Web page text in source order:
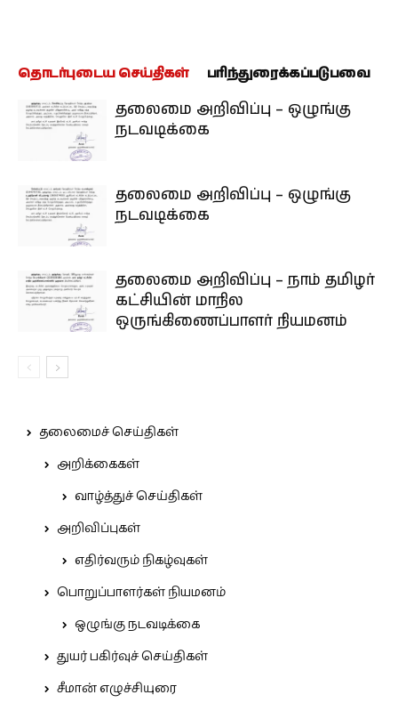
தொடர்புடைய செய்திகள் பரிந்துரைக்கப்படுபவை
தலைமை அறிவிப்பு – ஒழுங்கு
நடவடிக்கை
தலைமை அறிவிப்பு – ஒழுங்கு
நடவடிக்கை
தலைமை அறிவிப்பு – நாம் தமிழர்
கட்சியின் மாநில
ஒருங்கிணைப்பாளர் நியமனம்
தலைமைச் செய்திகள்
அறிக்கைகள்
வாழ்த்துச் செய்திகள்
அறிவிப்புகள்
எதிர்வரும் நிகழ்வுகள்
பொறுப்பாளர்கள் நியமனம்
ஒழுங்கு நடவடிக்கை
துயர் பகிர்வுச் செய்திகள்
சீமான் எழுச்சியுரை